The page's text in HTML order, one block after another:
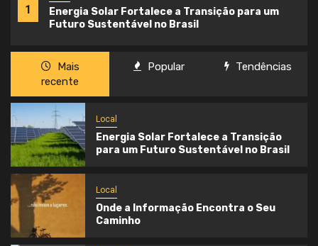
1
Energia Solar Fortalece a Transição para um
Futuro Sustentável no Brasil
Mais
recente
Popular Tendências
Local
Energia Solar Fortalece a Transição
para um Futuro Sustentável no Brasil
Local
Onde a Informação Encontra o Seu
Caminho